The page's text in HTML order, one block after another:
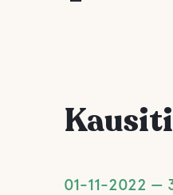
01-11-2022